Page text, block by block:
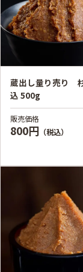
蔵出し量り売り
込 500g
販売価格
800円 （税込）